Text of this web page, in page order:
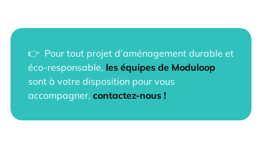
👉 Pour tout projet d’aménagement durable et
éco-responsable, les équipes de Moduloop
sont à votre disposition pour vous
accompagner, contactez-nous !